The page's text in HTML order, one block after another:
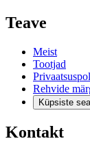
Teave
Meist
Tootjad
Rehvide
Küpsiste
Kontakt